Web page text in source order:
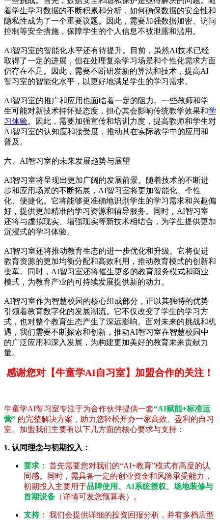
着学生学习数据的不断积累和分析，如何确保数据的安全性和
隐私性成为了一个重要议题。因此，需要加强数据加密、访问
控制等安全措施，保障学生的个人信息不被泄露和滥用。
AI智习室的智能化水平还有待提升。目前，虽然AI技术已经
取得了一定的进展，但在处理复杂学习场景和个性化需求方面
仍存在不足。因此，需要不断研发新的算法和技术，提高AI
智习室的智能化水平，以更好地满足学生的学习需求。
AI智习室的推广和应用也面临着一定的阻力。一些教师和学
生可能对新技术持怀疑态度，担心其会影响传统教学效果和学
习体验。因此，需要加强宣传和培训力度，提高教师和学生对
AI智习室的认知度和接受度，推动其在实际教学中的应用和
普及。
六、AI智习室的未来发展趋势与展望
AI智习室将呈现出更加广阔的发展前景。随着技术的不断进
步和应用场景的不断拓展，AI智习室将更加智能化、个性
化、便捷化。它将能够更准确地识别学生的学习需求和兴趣偏
好，提供更加精准的学习资源和辅导服务。同时，AI智习室
还将与虚拟现实、增强现实等新技术相结合，为学生提供更加
沉浸式的学习体验。
AI智习室还将推动教育生态的进一步优化和升级。它将促进
教育资源的更加均衡分配和高效利用，推动教育模式的创新和
变革。同时，AI智习室还将催生更多的教育服务模式和商业
模式，为教育产业的可持续发展提供新的动力。
AI智习室作为智慧校园的核心组成部分，正以其独特的优势
引领着教育数字化的发展潮流。它不仅改变了学生的学习方
式，也对整个教育生态产生了深远影响。面对未来的挑战和机
遇，我们需要不断探索和创新，推动AI智习室在智慧校园中
的广泛应用和深入发展，为构建更加美好的教育未来贡献力
量。
感谢您对【牛童学AI自习室】加盟合作的关注！
牛童学AI智习室专注于为合作伙伴提供一套“AI赋能+标准运
营” 的完整解决方案，助力您轻松开办一家高效、盈利的自习
室。加盟我们主要有以下几方面的核心要求与支持：
1. 认同理念与初期投入：
要求： 首先需要您对我们的“AI+教育”模式有高度的认
同感。同时，需具备一定的创业资金和风险承受能力，
初期投入主要用于品牌使用、AI系统授权、场地装修与
首期设备 （详情可发您预算表）。
支持： 我们会提供详细的投资回报分析，并有多档店型